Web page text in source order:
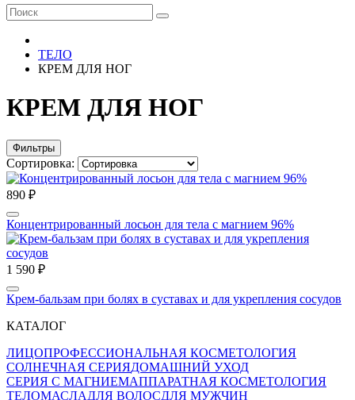
ТЕЛО
КРЕМ ДЛЯ НОГ
КРЕМ ДЛЯ НОГ
Фильтры
Сортировка:
890 ₽
Концентрированный лосьон для тела с магнием 96%
1 590 ₽
Крем-бальзам при болях в суставах и для укрепления сосудов
КАТАЛОГ
ЛИЦОПРОФЕССИОНАЛЬНАЯ КОСМЕТОЛОГИЯ
СОЛНЕЧНАЯ СЕРИЯДОМАШНИЙ УХОД
СЕРИЯ С МАГНИЕМАППАРАТНАЯ КОСМЕТОЛОГИЯ
ТЕЛОМАСЛАДЛЯ ВОЛОСДЛЯ МУЖЧИН